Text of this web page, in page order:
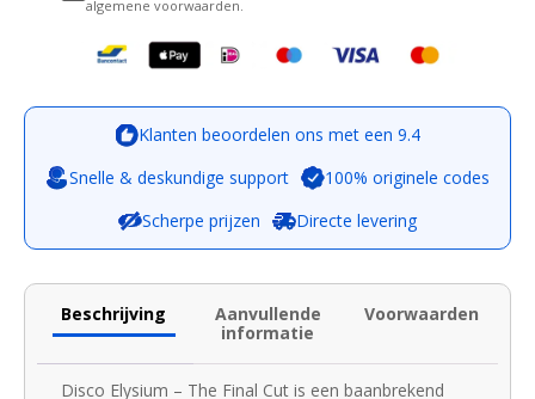
algemene voorwaarden.
Klanten beoordelen ons met een 9.4
Snelle & deskundige support
100% originele codes
Scherpe prijzen
Directe levering
Beschrijving
Aanvullende
informatie
Voorwaarden
Disco Elysium – The Final Cut is een baanbrekend